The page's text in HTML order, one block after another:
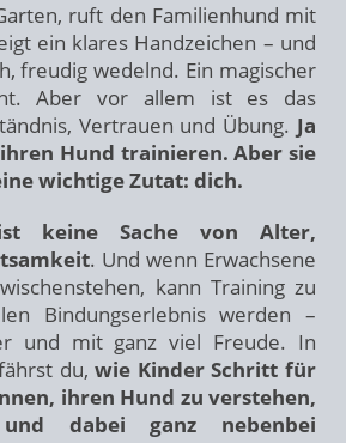
ruft den Familienhund mit
ein klares Handzeichen – und
freudig wedelnd. Ein magischer
Aber vor allem ist es das
Vertrauen und Übung. Ja
Hund trainieren. Aber sie
wichtige Zutat: dich.
keine Sache von Alter,
. Und wenn Erwachsene
kann Training zu
Bindungserlebnis werden –
und mit ganz viel Freude. In
du,wie Kinder Schritt für
ihren Hund zu verstehen,
dabei ganz nebenbei